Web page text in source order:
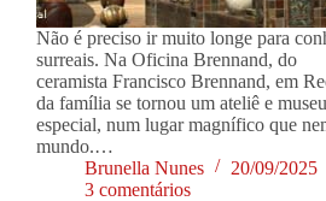
Não é preciso ir muito longe para
surreais. Na Oficina Brennand, do
ceramista Francisco Brennand, em
da família se tornou um ateliê e
especial, num lugar magnífico que
mundo.…
Brunella Nunes
20/09/2025
3 comentários